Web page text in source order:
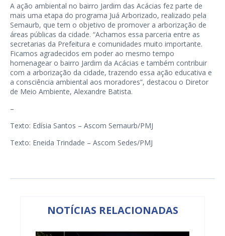
A ação ambiental no bairro Jardim das Acácias fez parte de
mais uma etapa do programa Juá Arborizado, realizado pela
Semaurb, que tem o objetivo de promover a arborização de
áreas públicas da cidade. “Achamos essa parceria entre as
secretarias da Prefeitura e comunidades muito importante.
Ficamos agradecidos em poder ao mesmo tempo
homenagear o bairro Jardim da Acácias e também contribuir
com a arborização da cidade, trazendo essa ação educativa e
a consciência ambiental aos moradores”, destacou o Diretor
de Meio Ambiente, Alexandre Batista.
–
Texto: Edísia Santos – Ascom Semaurb/PMJ
Texto: Eneida Trindade – Ascom Sedes/PMJ
NOTÍCIAS RELACIONADAS